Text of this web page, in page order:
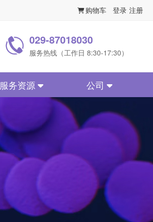
购物车 登录 注册
029-87018030
服务热线（工作日 8:30-17:30）
服务资源 公司